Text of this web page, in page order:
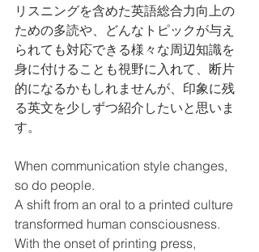
リスニングを含めた英語総合力向上の
ための多読や、どんなトピックが与え
られても対応できる様々な周辺知識を
身に付けることも視野に入れて、断片
的になるかもしれませんが、印象に残
る英文を少しずつ紹介したいと思いま
す。
When communication style changes,
so do people.
A shift from an oral to a printed culture
transformed human consciousness.
With the onset of printing press,